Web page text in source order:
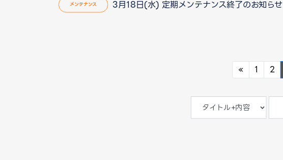
メンテナンス 3月18日(水) 定期メンテナンス終了のお知らせ
« Previous
1 2